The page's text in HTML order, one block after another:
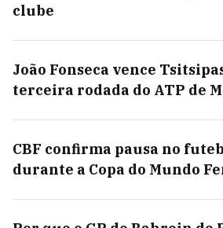
clube
João Fonseca vence
terceira rodada do ATP de
CBF confirma pausa no
durante a Copa do Mundo